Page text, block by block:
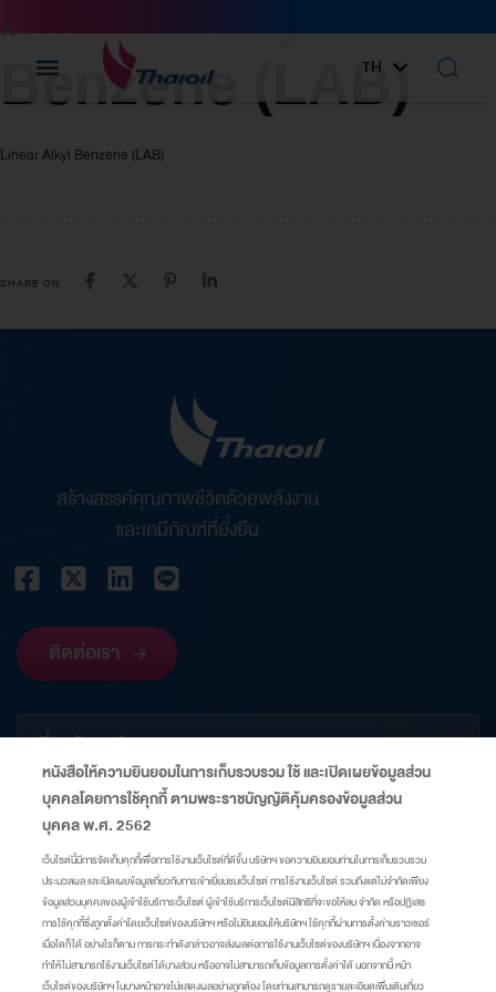
TH
EN
Linear Alkyl
Benzene (LAB)
Linear Alkyl Benzene (LAB)
SHARE ON
สร้างสรรค์คุณภาพชีวิตด้วยพลังงาน
และเคมีภัณฑ์ที่ยั่งยืน
ติดต่อเรา
เกี่ยวกับองค์กร
ข้อมูลที่เกี่ยวข้อง
ลิงก์
แผนผังเว็บไซต์ศูนย์ความเป็นส่วนตัวนโยบายคุกกี้มาตรการแจ้งเตือน
หนังสือให้ความยินยอมในการเก็บรวบรวม ใช้ และเปิดเผยข้อมูลส่วน
บุคคลโดยการใช้คุกกี้ ตามพระราชบัญญัติคุ้มครองข้อมูลส่วน
บุคคล พ.ศ. 2562
เว็บไซต์นี้มีการจัดเก็บคุกกี้เพื่อการใช้งานเว็บไซต์ที่ดีขึ้น บริษัทฯ ขอความยินยอมท่านในการเก็บรวบรวม
ประมวลผล และเปิดเผยข้อมูลเกี่ยวกับการเข้าเยี่ยมชมเว็บไซต์ การใช้งานเว็บไซต์ รวมถึงแต่ไม่จำกัดเพียง
ข้อมูลส่วนบุคคลของผู้เข้าใช้บริการเว็บไซต์ ผู้เข้าใช้บริการเว็บไซต์มีสิทธิที่จะขอให้ลบ จำกัด หรือปฏิเสธ
การใช้คุกกี้ซึ่งถูกตั้งค่าโดยเว็บไซต์ของบริษัทฯ หรือไม่ยินยอมให้บริษัทฯ ใช้คุกกี้ผ่านการตั้งค่าบราวเซอร์
เมื่อใดก็ได้ อย่างไรก็ตาม การกระทำดังกล่าวอาจส่งผลต่อการใช้งานเว็บไซต์ของบริษัทฯ เนื่องจากอาจ
ทำให้ไม่สามารถใช้งานเว็บไซต์ได้บางส่วน หรืออาจไม่สามารถเก็บข้อมูลการตั้งค่าได้ นอกจากนี้ หน้า
เว็บไซต์ของบริษัทฯ ในบางหน้าอาจไม่แสดงผลอย่างถูกต้อง โดยท่านสามารถดูรายละเอียดเพิ่มเติมเกี่ยว